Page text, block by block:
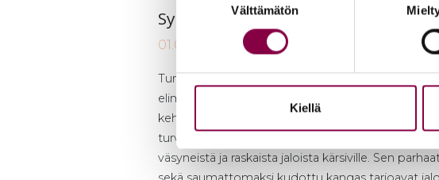
Välttämätön
Kiellä
Syk­syn hoi­to­vin­kit
01.09.2020
Tuntuvatko jalkasi kesän jälkeen raskaille ja
elimistösi luonnollisesta reaktiosta lämpöön.
kehoasi laajentamalla verisuonia, jolloin kehosi
turvotusta. Diabeetikon hopeasukat soveltuvat
väsyneistä ja raskaista jaloista kärsiville. Sen